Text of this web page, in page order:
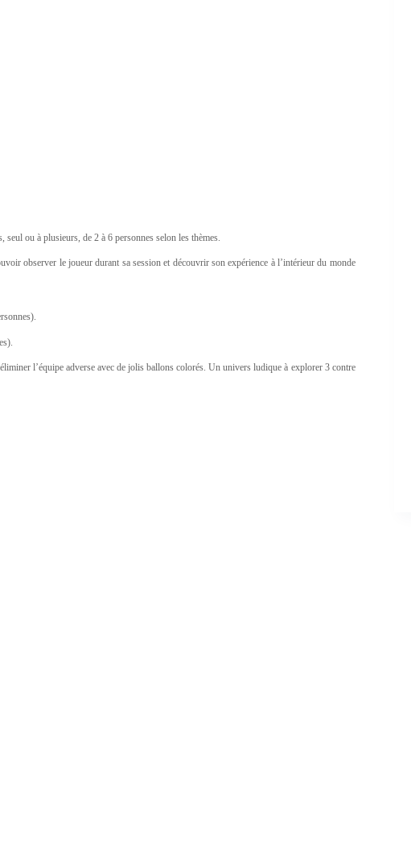
ou à plusieurs, de 2 à 6 personnes selon les thèmes.
observer le joueur durant sa session et découvrir son expérience à l’intérieur du monde
l’équipe adverse avec de jolis ballons colorés. Un univers ludique à explorer 3 contre